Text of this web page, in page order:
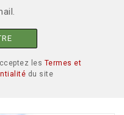
les Termes et
du site